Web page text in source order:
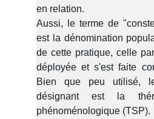
en relation.
Aussi, le terme de
est la dénomination
de cette pratique, celle
déployée et s'est faite
Bien que peu utilisé,
désignant est la
phénoménologique (TSP).